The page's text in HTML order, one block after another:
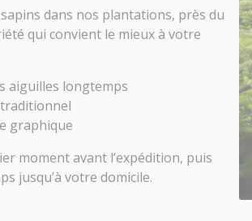
dans nos plantations, près du
qui convient le mieux à votre
aiguilles longtemps
graphique
moment avant l’expédition, puis
jusqu’à votre domicile.